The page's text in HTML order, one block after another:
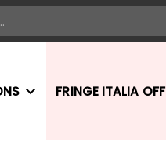
FRINGE ITALIA OFF